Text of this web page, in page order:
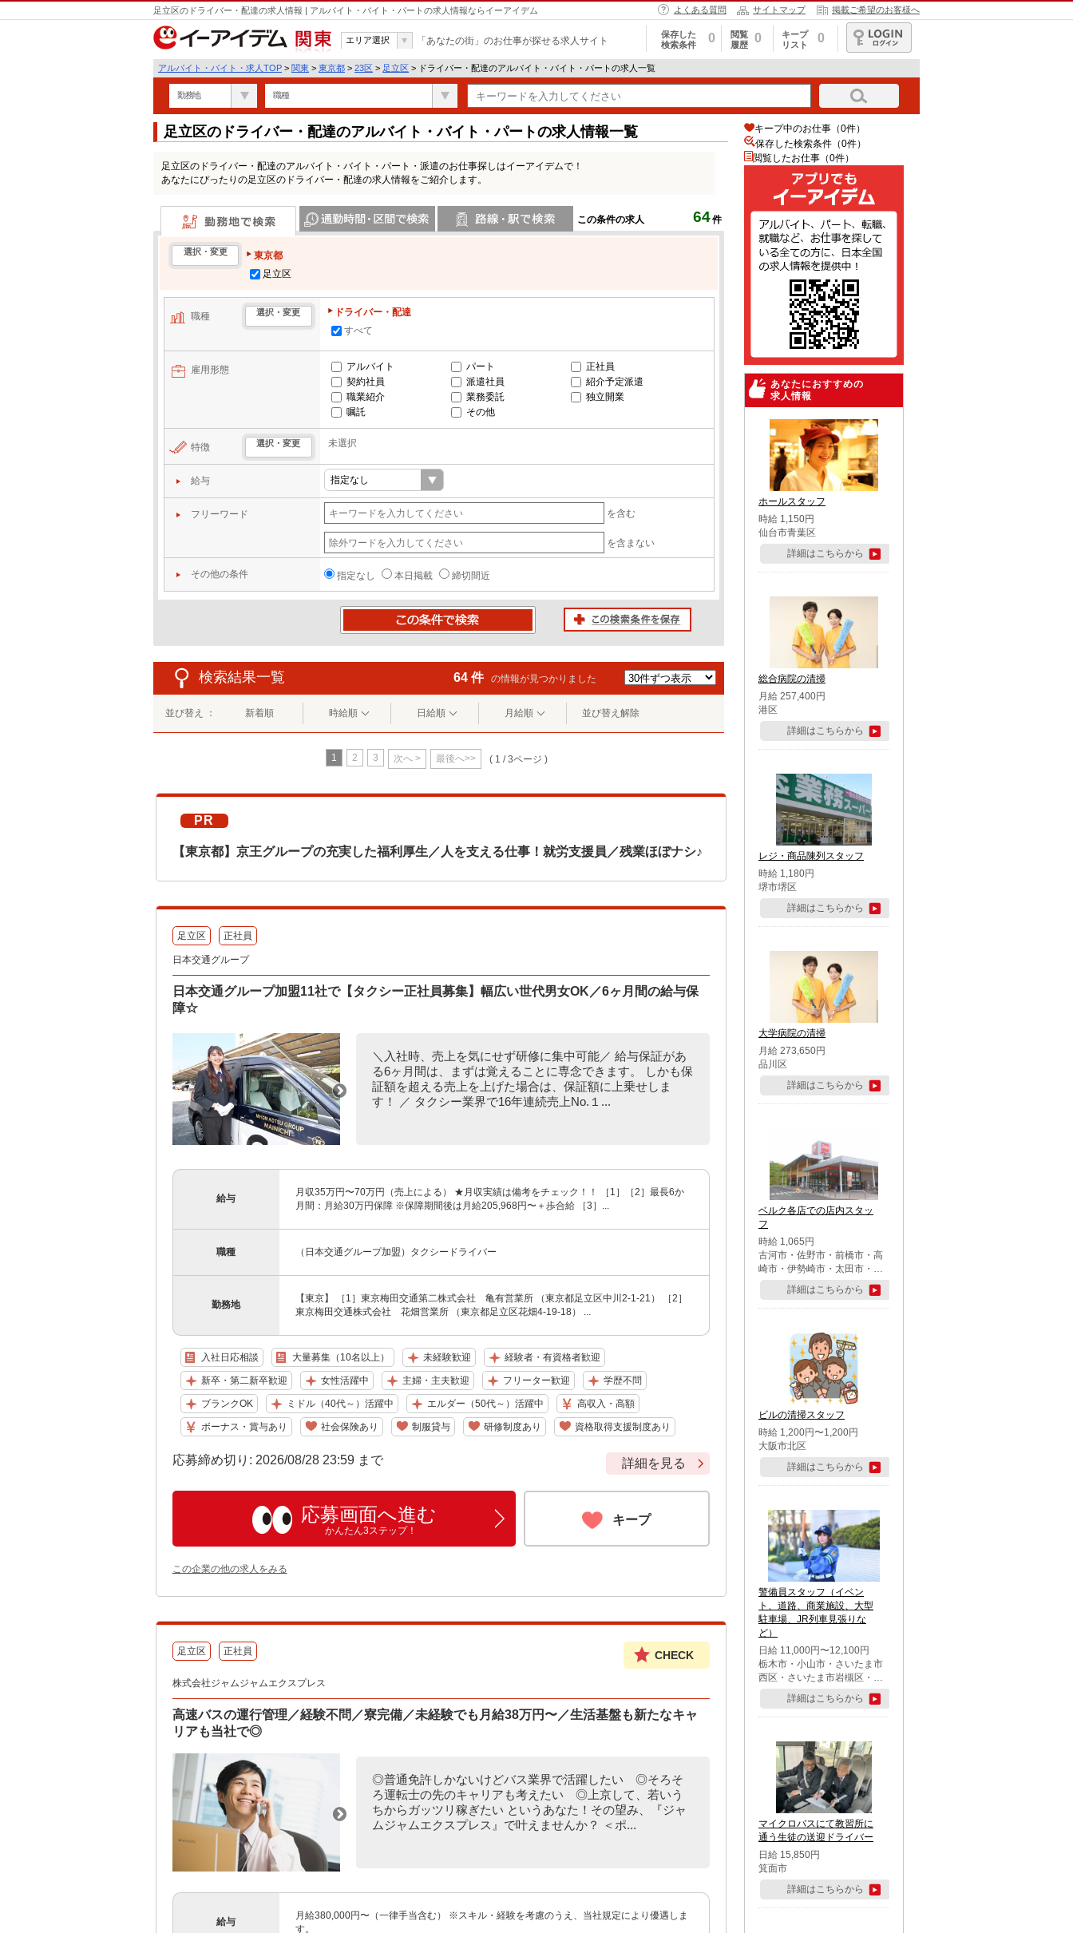
足立区のドライバー・配達の求人情報 | アルバイト・バイト・パートの求人情報ならイーアイデム よくある質問 サイトマップ 掲載ご希望のお客様へ
関東
エリア選択 「あなたの街」のお仕事が探せる求人サイト
保存した
検索条件
0
閲覧
履歴
0
キープ
リスト
0
ログイン
アルバイト・バイト・求人TOP > 関東 > 東京都 > 23区 > 足立区 > ドライバー・配達のアルバイト・バイト・パートの求人一覧
勤務地 職種
足立区のドライバー・配達のアルバイト・バイト・パートの求人情報一覧
足立区のドライバー・配達のアルバイト・バイト・パート・派遣のお仕事探しはイーアイデムで！
あなたにぴったりの足立区のドライバー・配達の求人情報をご紹介します。
この条件の求人 64件
勤務地で検索
選択・変更
東京都
足立区
職種 選択・変更
ドライバー・配達
すべて
雇用形態 アルバイト パート
正社員
契約社員
派遣社員
紹介予定派遣
職業紹介
業務委託
独立開業
嘱託
その他
特徴 選択・変更 未選択
給与
フリーワード を含む
を含まない
その他の条件 指定なし 本日掲載 締切間近
検索結果一覧 64 件 の情報が見つかりました
並び替え ： 新着順 時給順 日給順 月給順 並び替え解除
1 2 3 次へ > 最後へ>> ( 1 / 3ページ )
PR
【東京都】京王グループの充実した福利厚生／人を支える仕事！就労支援員／残業ほぼナシ♪
足立区 正社員
日本交通グループ
日本交通グループ加盟11社で【タクシー正社員募集】幅広い世代男女OK／6ヶ月間の給与保
障☆
＼入社時、売上を気にせず研修に集中可能／ 給与保証があ
る6ヶ月間は、まずは覚えることに専念できます。 しかも保
証額を超える売上を上げた場合は、保証額に上乗せしま
す！ ／ タクシー業界で16年連続売上No.１...
給与
月収35万円〜70万円（売上による） ★月収実績は備考をチェック！！ ［1］［2］最長6か
月間：月給30万円保障 ※保障期間後は月給205,968円〜＋歩合給 ［3］...
職種 （日本交通グループ加盟）タクシードライバー
勤務地
【東京】 ［1］東京梅田交通第二株式会社 亀有営業所 （東京都足立区中川2-1-21） ［2］
東京梅田交通株式会社 花畑営業所 （東京都足立区花畑4-19-18） ...
入社日応相談 大量募集（10名以上） 未経験歓迎 経験者・有資格者歓迎
新卒・第二新卒歓迎 女性活躍中 主婦・主夫歓迎 フリーター歓迎 学歴不問
ブランクOK ミドル（40代～）活躍中 エルダー（50代～）活躍中 高収入・高額
ボーナス・賞与あり 社会保険あり 制服貸与 研修制度あり 資格取得支援制度あり
応募締め切り: 2026/08/28 23:59 まで 詳細を見る
応募画面へ進む
かんたん3ステップ！
キープ
この企業の他の求人をみる
足立区 正社員 CHECK
株式会社ジャムジャムエクスプレス
高速バスの運行管理／経験不問／寮完備／未経験でも月給38万円〜／生活基盤も新たなキャ
リアも当社で◎
◎普通免許しかないけどバス業界で活躍したい ◎そろそ
ろ運転士の先のキャリアも考えたい ◎上京して、若いう
ちからガッツリ稼ぎたい というあなた！その望み、『ジャ
ムジャムエクスプレス』で叶えませんか？ ＜ポ...
給与
月給380,000円〜（一律手当含む） ※スキル・経験を考慮のうえ、当社規定により優遇しま
す。
キープ中のお仕事（0件）
保存した検索条件（0件）
閲覧したお仕事（0件）
あなたにおすすめの
求人情報
ホールスタッフ
時給 1,150円
仙台市青葉区
詳細はこちらから
総合病院の清掃
月給 257,400円
港区
詳細はこちらから
レジ・商品陳列スタッフ
時給 1,180円
堺市堺区
詳細はこちらから
大学病院の清掃
月給 273,650円
品川区
詳細はこちらから
ベルク各店での店内スタッ
フ
時給 1,065円
古河市・佐野市・前橋市・高
崎市・伊勢崎市・太田市・館
林市・藤岡市・大泉町・さい
たま市北区・川越市・熊谷
市・行田市・秩父市・所沢
市・鶴ケ島市・千葉市中央
区・市川市・松戸市・習志野
市・柏市・流山市・八千代
市・足立区・江戸川区・八王
子市・町田市
詳細はこちらから
ビルの清掃スタッフ
時給 1,200円〜1,200円
大阪市北区
詳細はこちらから
警備員スタッフ（イベン
ト、道路、商業施設、大型
駐車場、JR列車見張りな
ど）
日給 11,000円〜12,100円
栃木市・小山市・さいたま市
西区・さいたま市岩槻区・久
喜市・蓮田市
詳細はこちらから
マイクロバスにて教習所に
通う生徒の送迎ドライバー
日給 15,850円
箕面市
詳細はこちらから